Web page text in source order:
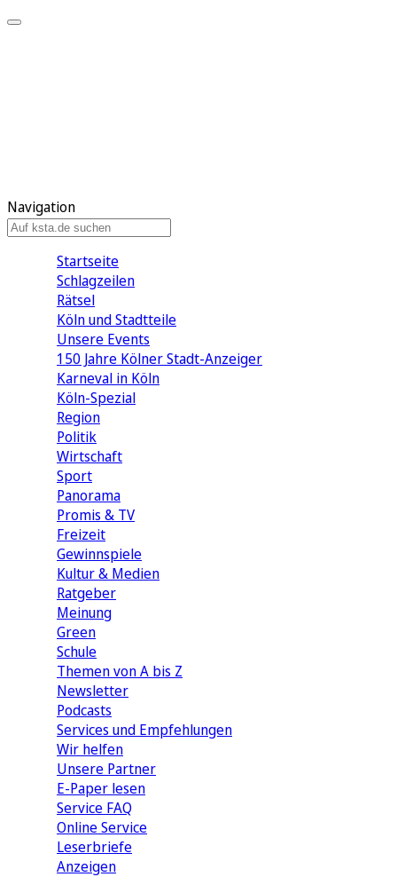
Navigation
Startseite
Schlagzeilen
Rätsel
Köln und Stadtteile
Unsere Events
150 Jahre Kölner Stadt-Anzeiger
Karneval in Köln
Köln-Spezial
Region
Politik
Wirtschaft
Sport
Panorama
Promis & TV
Freizeit
Gewinnspiele
Kultur & Medien
Ratgeber
Meinung
Green
Schule
Themen von A bis Z
Newsletter
Podcasts
Services und Empfehlungen
Wir helfen
Unsere Partner
E-Paper lesen
Service FAQ
Online Service
Leserbriefe
Anzeigen